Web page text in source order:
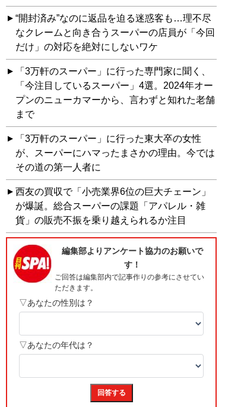
“開封済み”なのに返品を迫る迷惑客も…理不尽
なクレームと向き合うスーパーの店員が「今回
だけ」の対応を絶対にしないワケ
「3万軒のスーパー」に行った専門家に聞く、
「今注目しているスーパー」4選。2024年オー
プンのニューカマーから、言わずと知れた老舗
まで
「3万軒のスーパー」に行った東大卒の女性
が、スーパーにハマったまさかの理由。今では
その道の第一人者に
西友の買収で「小売業界6位の巨大チェーン」
が爆誕。総合スーパーの課題「アパレル・雑
貨」の販売不振を乗り越えられるか注目